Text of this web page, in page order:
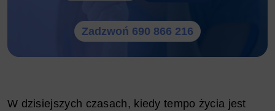
Zadzwoń 690 866 216
W dzisiejszych czasach, kiedy tempo życia jest